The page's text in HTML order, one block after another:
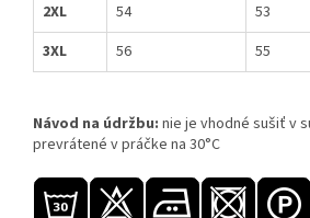
2XL
54 53
3XL
56 55
Návod na údržbu: nie je vhodné sušiť v
prevrátené v práčke na 30°C